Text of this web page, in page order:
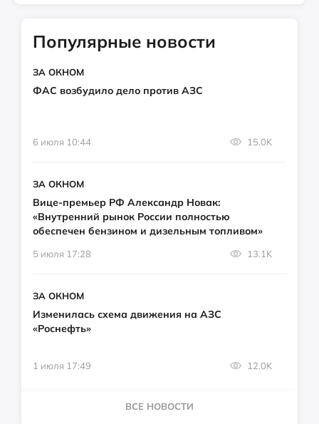
Популярные новости
ЗА ОКНОМ
ФАС возбудило дело против АЗС
6 июля 10:44 15.0K
ЗА ОКНОМ
Вице-премьер РФ Александр Новак:
«Внутренний рынок России полностью
обеспечен бензином и дизельным топливом»
5 июля 17:28 13.1K
ЗА ОКНОМ
Изменилась схема движения на АЗС
«Роснефть»
1 июля 17:49 12.0K
ВСЕ НОВОСТИ